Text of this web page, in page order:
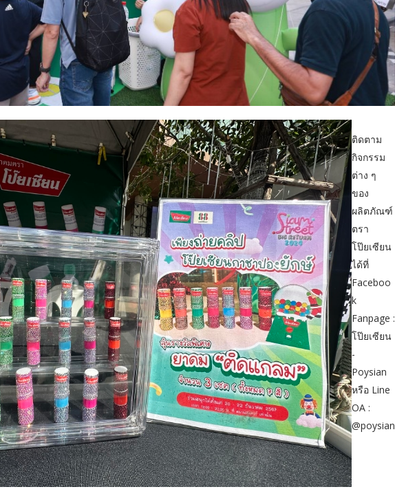
ติดตาม
กิจกรรม
ต่าง ๆ
ของ
ผลิตภัณฑ์
ตรา
โป๊ยเซียน
ได้ที่
Faceboo
k
Fanpage :
โป๊ยเซียน
-
Poysian
หรือ Line
OA :
@poysian